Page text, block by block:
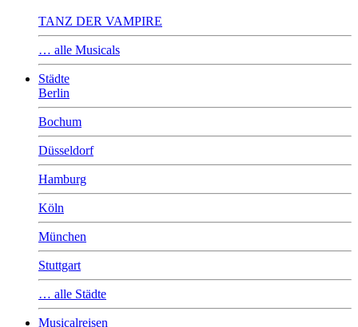
TANZ DER VAMPIRE
… alle Musicals
Städte
Berlin
Bochum
Düsseldorf
Hamburg
Köln
München
Stuttgart
… alle Städte
Musicalreisen